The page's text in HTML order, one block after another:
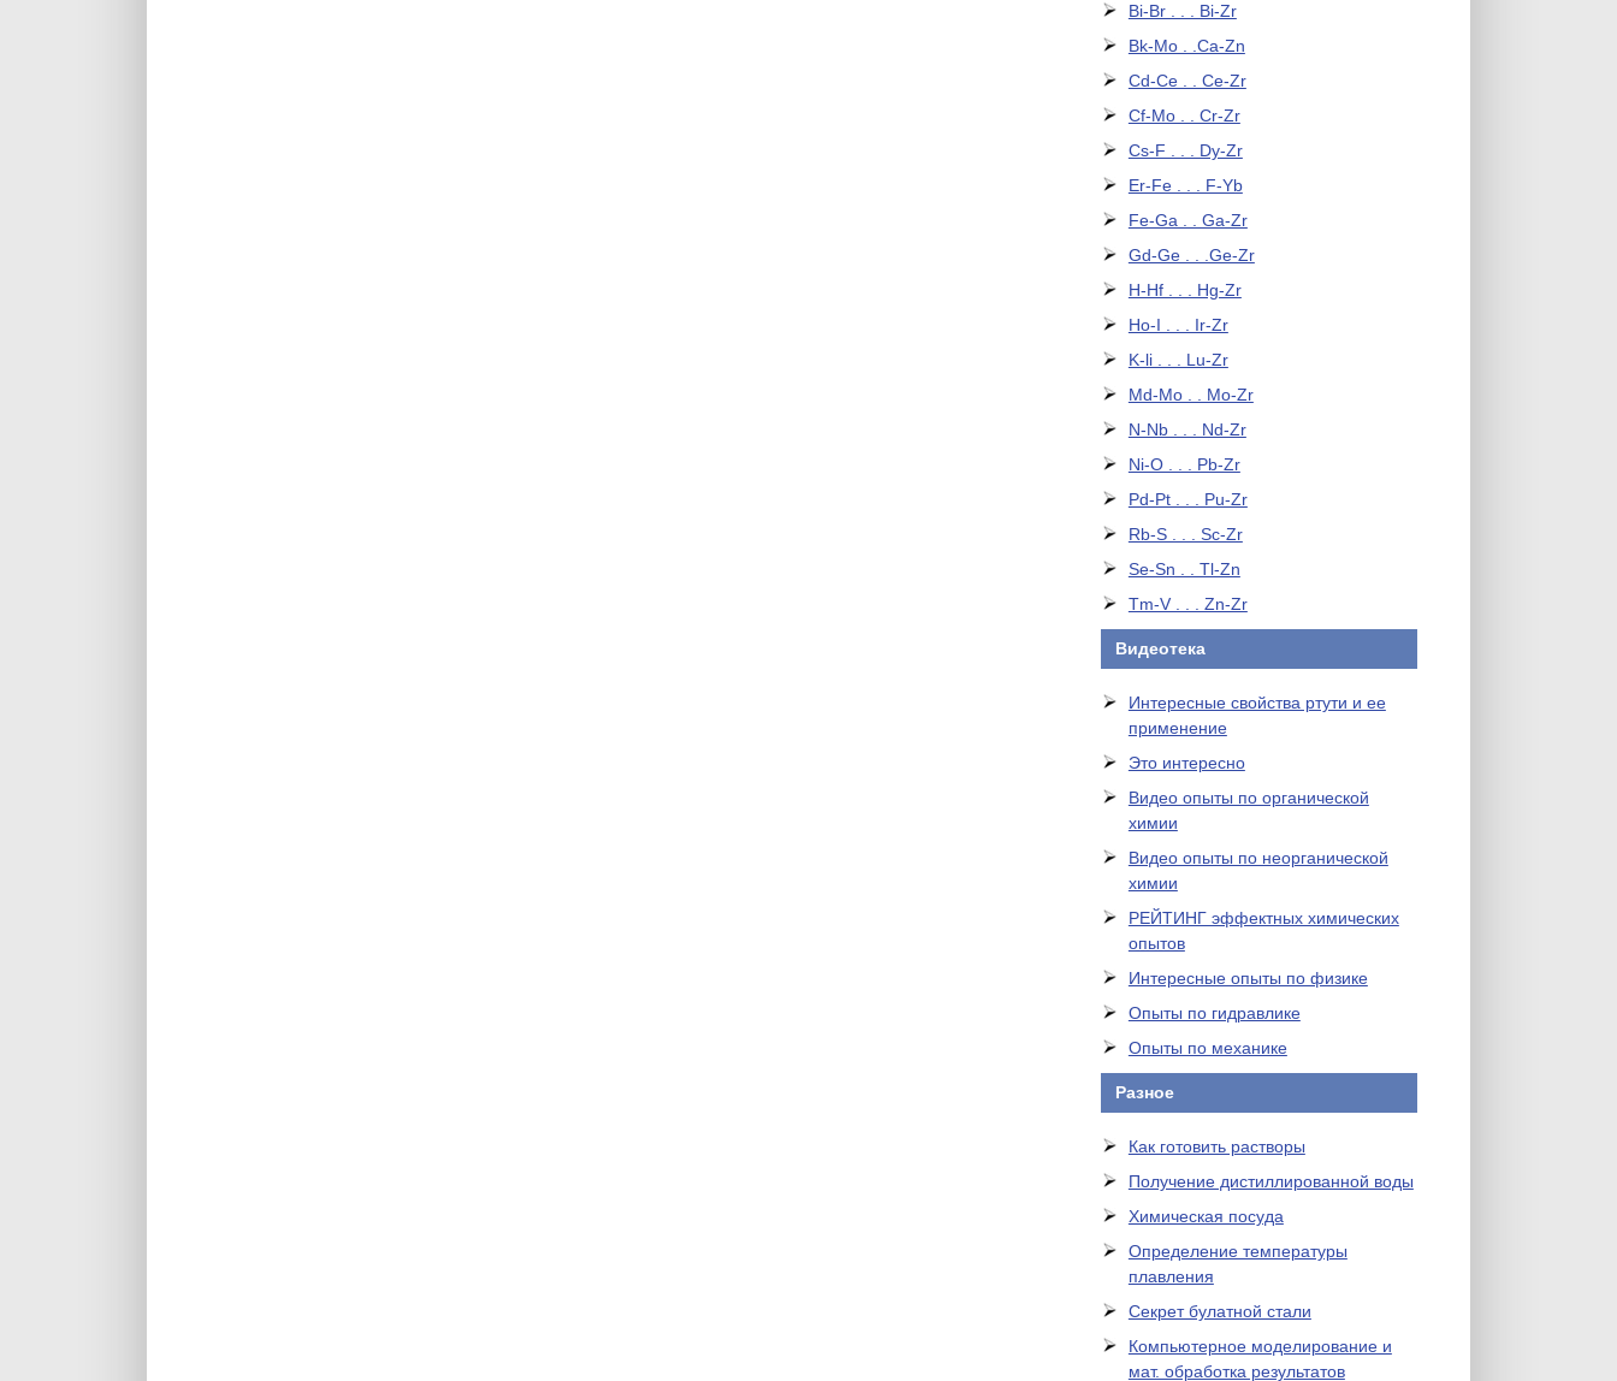
Bi-Br . . . Bi-Zr
Bk-Mo . .Ca-Zn
Cd-Ce . . Ce-Zr
Cf-Mo . . Cr-Zr
Cs-F . . . Dy-Zr
Er-Fe . . . F-Yb
Fe-Ga . . Ga-Zr
Gd-Ge . . .Ge-Zr
H-Hf . . . Hg-Zr
Ho-I . . . Ir-Zr
K-li . . . Lu-Zr
Md-Mo . . Mo-Zr
N-Nb . . . Nd-Zr
Ni-O . . . Pb-Zr
Pd-Pt . . . Pu-Zr
Rb-S . . . Sc-Zr
Se-Sn . . Tl-Zn
Tm-V . . . Zn-Zr
Видеотека
Интересные свойства ртути и ее
применение
Это интересно
Видео опыты по органической
химии
Видео опыты по неорганической
химии
РЕЙТИНГ эффектных химических
опытов
Интересные опыты по физике
Опыты по гидравлике
Опыты по механике
Разное
Как готовить растворы
Получение дистиллированной воды
Химическая посуда
Определение температуры
плавления
Секрет булатной стали
Компьютерное моделирование и
мат. обработка результатов